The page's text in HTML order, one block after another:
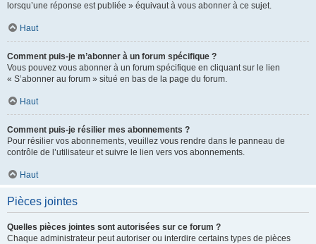
lorsqu’une réponse est publiée » équivaut à vous abonner à ce sujet.
Haut
Comment puis-je m’abonner à un forum spécifique ?
Vous pouvez vous abonner à un forum spécifique en cliquant sur le lien
« S’abonner au forum » situé en bas de la page du forum.
Haut
Comment puis-je résilier mes abonnements ?
Pour résilier vos abonnements, veuillez vous rendre dans le panneau de
contrôle de l’utilisateur et suivre le lien vers vos abonnements.
Haut
Pièces jointes
Quelles pièces jointes sont autorisées sur ce forum ?
Chaque administrateur peut autoriser ou interdire certains types de pièces